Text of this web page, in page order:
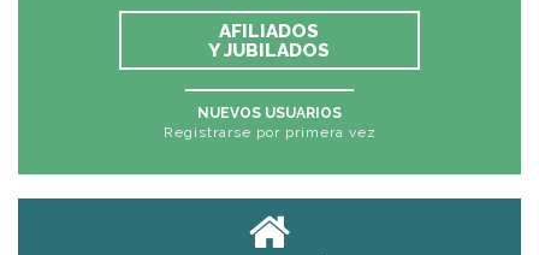
AFILIADOS
Y JUBILADOS
NUEVOS USUARIOS
Registrarse por primera vez